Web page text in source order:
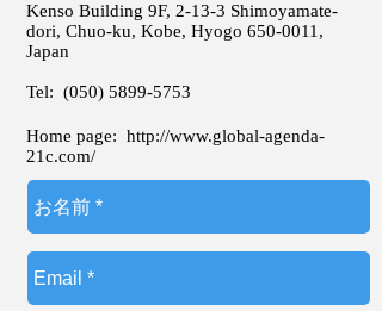
Kenso Building 9F, 2-13-3 Shimoyamate-
dori, Chuo-ku, Kobe, Hyogo 650-0011 ,
Japan
Tel: (050) 5899-5753
Home page: http://www.global-agenda-
21c.com/